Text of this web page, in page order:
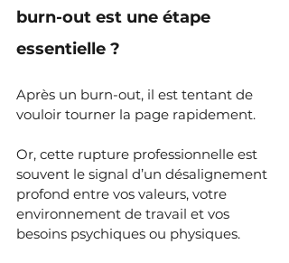
burn-out est une étape
essentielle ?
Après un burn-out, il est tentant de
vouloir tourner la page rapidement.
Or, cette rupture professionnelle est
souvent le signal d’un désalignement
profond entre vos valeurs, votre
environnement de travail et vos
besoins psychiques ou physiques.